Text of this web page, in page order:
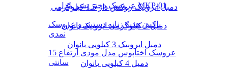
عروسک دختر پسر مدل MKP-01
باکس هدیه زنانه دستبند و عروسک
نمدی
عروسک اختاپوس مدل مودی ارتفاع 15
سانتی
دمبل ایروبیک روکش‌ دار 1.5 کیلوگرمی
دمبل 2 کیلوگرمی ایروبیک بانوان
دمبل ایروبیک 3 کیلویی بانوان
دمبل 4 کیلویی بانوان